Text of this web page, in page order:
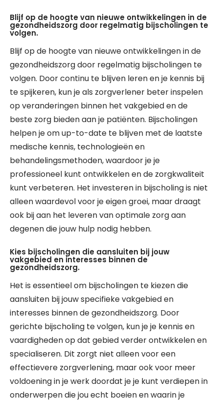
Blijf op de hoogte van nieuwe ontwikkelingen in de
gezondheidszorg door regelmatig bijscholingen te
volgen.
Blijf op de hoogte van nieuwe ontwikkelingen in de
gezondheidszorg door regelmatig bijscholingen te
volgen. Door continu te blijven leren en je kennis bij
te spijkeren, kun je als zorgverlener beter inspelen
op veranderingen binnen het vakgebied en de
beste zorg bieden aan je patiënten. Bijscholingen
helpen je om up-to-date te blijven met de laatste
medische kennis, technologieën en
behandelingsmethoden, waardoor je je
professioneel kunt ontwikkelen en de zorgkwaliteit
kunt verbeteren. Het investeren in bijscholing is niet
alleen waardevol voor je eigen groei, maar draagt
ook bij aan het leveren van optimale zorg aan
degenen die jouw hulp nodig hebben.
Kies bijscholingen die aansluiten bij jouw
vakgebied en interesses binnen de
gezondheidszorg.
Het is essentieel om bijscholingen te kiezen die
aansluiten bij jouw specifieke vakgebied en
interesses binnen de gezondheidszorg. Door
gerichte bijscholing te volgen, kun je je kennis en
vaardigheden op dat gebied verder ontwikkelen en
specialiseren. Dit zorgt niet alleen voor een
effectievere zorgverlening, maar ook voor meer
voldoening in je werk doordat je je kunt verdiepen in
onderwerpen die jou echt boeien en waarin je